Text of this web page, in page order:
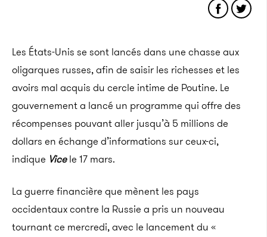
Les États-Unis se sont lancés dans une chasse aux
oligarques russes, afin de saisir les richesses et les
avoirs mal acquis du cercle intime de Poutine. Le
gouvernement a lancé un programme qui offre des
récompenses pouvant aller jusqu’à 5 millions de
dollars en échange d’informations sur ceux-ci,
indique Vicele 17 mars.
La guerre financière que mènent les pays
occidentaux contre la Russie a pris un nouveau
tournant ce mercredi, avec le lancement du «